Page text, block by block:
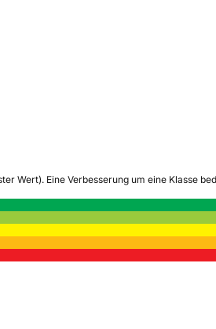
Wert). Eine Verbesserung um eine Klasse